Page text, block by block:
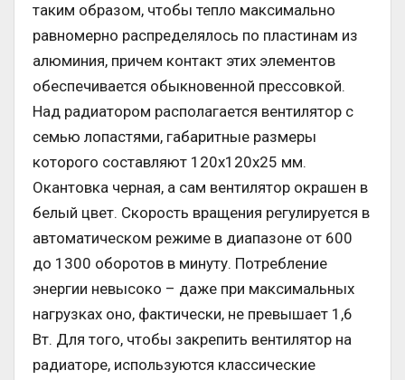
таким образом, чтобы тепло максимально
равномерно распределялось по пластинам из
алюминия, причем контакт этих элементов
обеспечивается обыкновенной прессовкой.
Над радиатором располагается вентилятор с
семью лопастями, габаритные размеры
которого составляют 120х120х25 мм.
Окантовка черная, а сам вентилятор окрашен в
белый цвет. Скорость вращения регулируется в
автоматическом режиме в диапазоне от 600
до 1300 оборотов в минуту. Потребление
энергии невысоко – даже при максимальных
нагрузках оно, фактически, не превышает 1,6
Вт. Для того, чтобы закрепить вентилятор на
радиаторе, используются классические